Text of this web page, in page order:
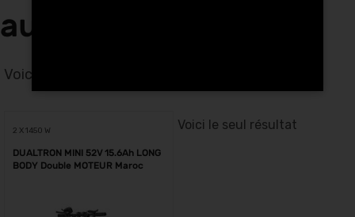
au Maroc
Voici le seul résultat
2 X 1450 W
DUALTRON MINI 52V 15.6Ah LONG
BODY Double MOTEUR Maroc
Voici le seul résultat